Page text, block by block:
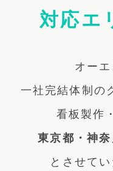
対応エ
オーエ
一社完結体制の
看板製作
東京都・神
とさせて